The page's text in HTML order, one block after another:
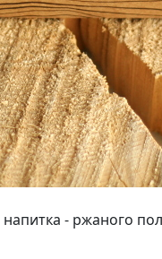
- ржаного